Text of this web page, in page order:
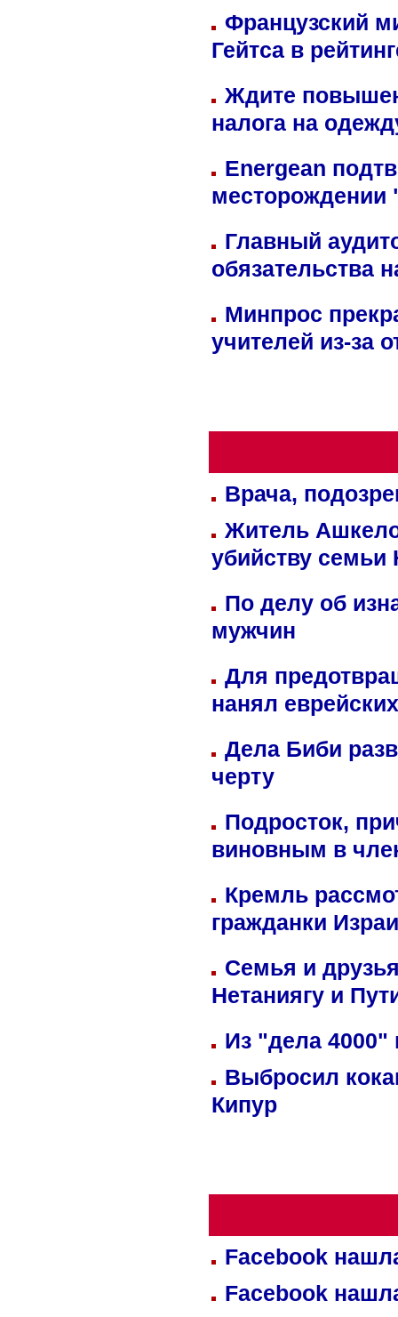
Французский
Гейтса в
Ждите
налога на
Energean
Главный
обязательства
Минпрос
учителей из-за
Врача,
Житель
убийству семьи
По делу об
мужчин
Для
нанял
Дела Биби
черту
Подросток,
виновным в
Кремль
гражданки
Семья и
Нетаниягу и
Из "дела 4000"
Выбросил
Кипур
Facebook
Facebook